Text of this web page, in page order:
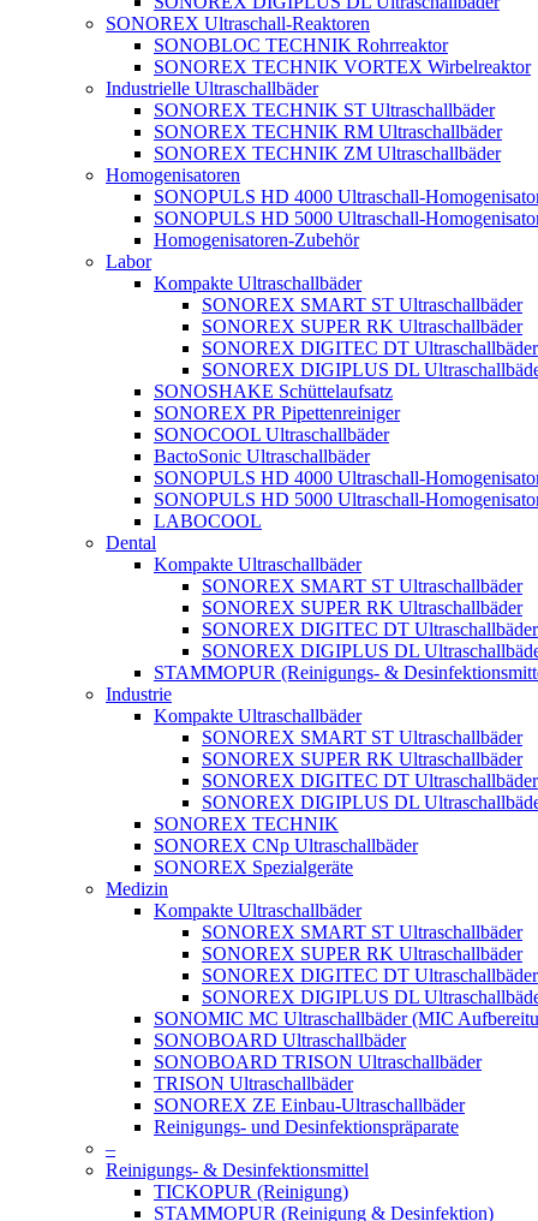
SONOREX Ultraschall-Reaktoren
SONOBLOC TECHNIK Rohrreaktor
SONOREX TECHNIK VORTEX Wirbelreaktor
Industrielle Ultraschallbäder
SONOREX TECHNIK ST Ultraschallbäder
SONOREX TECHNIK RM Ultraschallbäder
SONOREX TECHNIK ZM Ultraschallbäder
Homogenisatoren
SONOPULS HD 4000 Ultraschall-
SONOPULS HD 5000 Ultraschall-
Homogenisatoren-Zubehör
Labor
Kompakte Ultraschallbäder
SONOREX SMART ST Ultraschallbäder
SONOREX SUPER RK Ultraschallbäder
SONOREX DIGITEC DT Ultraschallbäder
SONOREX DIGIPLUS DL
SONOSHAKE Schüttelaufsatz
SONOREX PR Pipettenreiniger
SONOCOOL Ultraschallbäder
BactoSonic Ultraschallbäder
SONOPULS HD 4000 Ultraschall-
SONOPULS HD 5000 Ultraschall-
LABOCOOL
Dental
Kompakte Ultraschallbäder
SONOREX SMART ST Ultraschallbäder
SONOREX SUPER RK Ultraschallbäder
SONOREX DIGITEC DT Ultraschallbäder
SONOREX DIGIPLUS DL
STAMMOPUR (Reinigungs- &
Industrie
Kompakte Ultraschallbäder
SONOREX SMART ST Ultraschallbäder
SONOREX SUPER RK Ultraschallbäder
SONOREX DIGITEC DT Ultraschallbäder
SONOREX DIGIPLUS DL
SONOREX TECHNIK
SONOREX CNp Ultraschallbäder
SONOREX Spezialgeräte
Medizin
Kompakte Ultraschallbäder
SONOREX SMART ST Ultraschallbäder
SONOREX SUPER RK Ultraschallbäder
SONOREX DIGITEC DT Ultraschallbäder
SONOREX DIGIPLUS DL
SONOMIC MC Ultraschallbäder (MIC
SONOBOARD Ultraschallbäder
SONOBOARD TRISON Ultraschallbäder
TRISON Ultraschallbäder
SONOREX ZE Einbau-Ultraschallbäder
Reinigungs- und Desinfektionspräparate
–
Reinigungs- & Desinfektionsmittel
TICKOPUR (Reinigung)
STAMMOPUR (Reinigung & Desinfektion)